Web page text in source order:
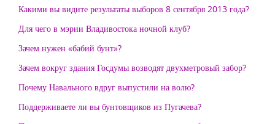
Какими вы видите результаты выборов 8 сентября 2013 года?
Для чего в мэрии Владивостока ночной клуб?
Зачем нужен «бабий бунт»?
Зачем вокруг здания Госдумы возводят двухметровый забор?
Почему Навального вдруг выпустили на волю?
Поддерживаете ли вы бунтовщиков из Пугачева?